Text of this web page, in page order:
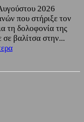
2026
που στήριξε τον
τη δολοφονία της
βαλίτσα στην...